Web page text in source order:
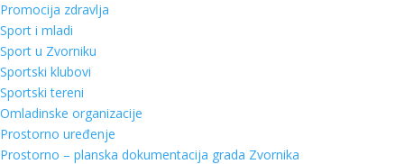
Promocija zdravlja
Sport i mladi
Sport u Zvorniku
Sportski klubovi
Sportski tereni
Omladinske organizacije
Prostorno uređenje
Prostorno – planska dokumentacija grada Zvornika